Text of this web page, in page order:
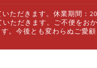
ただきます。休業期間：
ただきます。ご不便をお
。今後とも変わらぬご愛